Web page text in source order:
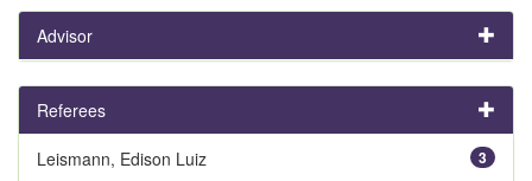
Advisor
Referees
3
Leismann, Edison Luiz